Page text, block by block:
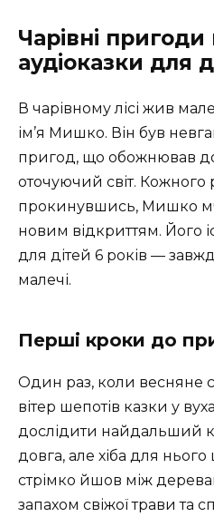
Чарівні
аудіоказки для
В чарівному лісі жив
ім’я Мишко. Він був
пригод, що обожнював
оточуючий світ.
прокинувшись, Мишко
новим відкриттям. Його
для дітей 6 років —
малечі.
Перші кроки до
Один раз, коли весняне
вітер шепотів казки у
дослідити найдальший
довга, але хіба для
стрімко йшов між
запахом свіжої трави та